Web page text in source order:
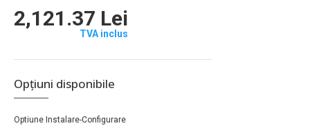
2,121.37 Lei
TVA inclus
Opțiuni disponibile
Optiune Instalare-Configurare